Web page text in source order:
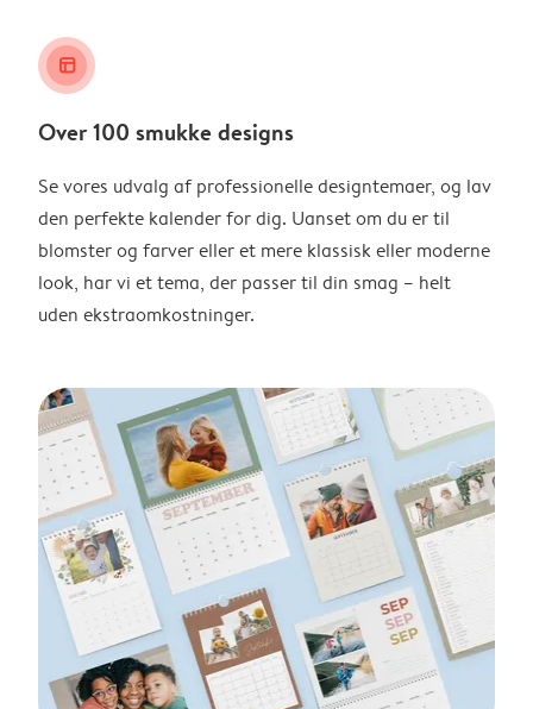
layout_alt
Over 100 smukke designs
Se vores udvalg af professionelle designtemaer, og lav
den perfekte kalender for dig. Uanset om du er til
blomster og farver eller et mere klassisk eller moderne
look, har vi et tema, der passer til din smag – helt
uden ekstraomkostninger.